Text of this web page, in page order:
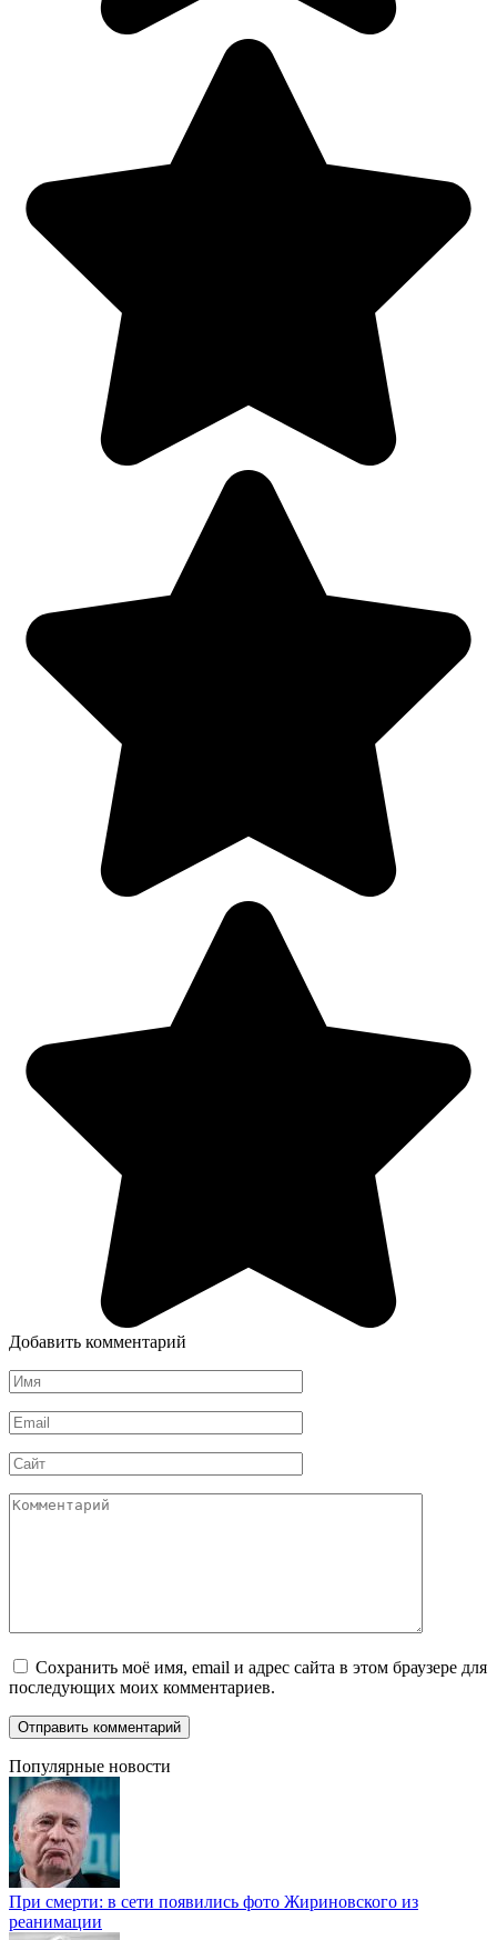
Добавить комментарий
Имя
*
Email
*
Сайт
Комментарий
Сохранить моё имя, email и адрес сайта в этом браузере для
последующих моих комментариев.
Популярные новости
При смерти: в сети появились фото Жириновского из
реанимации